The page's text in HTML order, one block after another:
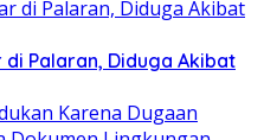
Palaran, Diduga Akibat